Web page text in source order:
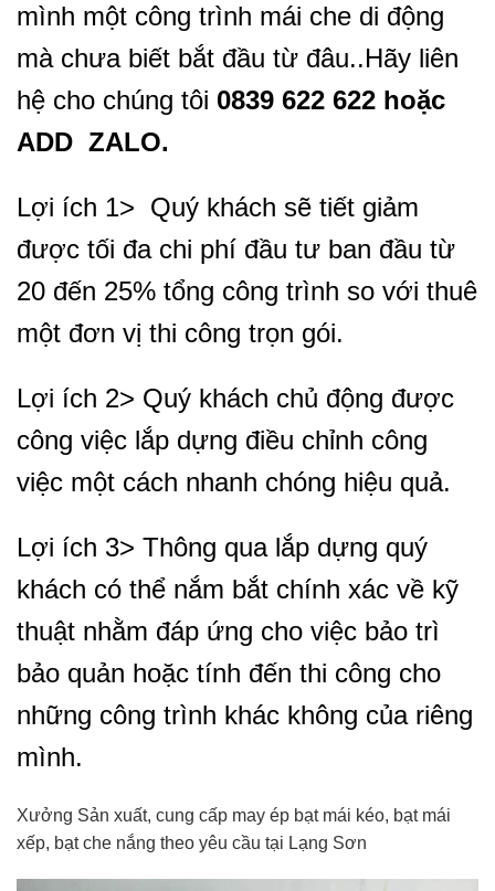
mình một công trình mái che di động
mà chưa biết bắt đầu từ đâu..Hãy liên
hệ cho chúng tôi 0839 622 622 hoặc
ADD ZALO.
Lợi ích 1> Quý khách sẽ tiết giảm
được tối đa chi phí đầu tư ban đầu từ
20 đến 25% tổng công trình so với thuê
một đơn vị thi công trọn gói.
Lợi ích 2> Quý khách chủ động được
công việc lắp dựng điều chỉnh công
việc một cách nhanh chóng hiệu quả.
Lợi ích 3> Thông qua lắp dựng quý
khách có thể nắm bắt chính xác về kỹ
thuật nhằm đáp ứng cho việc bảo trì
bảo quản hoặc tính đến thi công cho
những công trình khác không của riêng
mình.
Xưởng Sản xuất, cung cấp may ép bạt mái kéo, bạt mái
xếp, bạt che nắng theo yêu cầu tại Lạng Sơn